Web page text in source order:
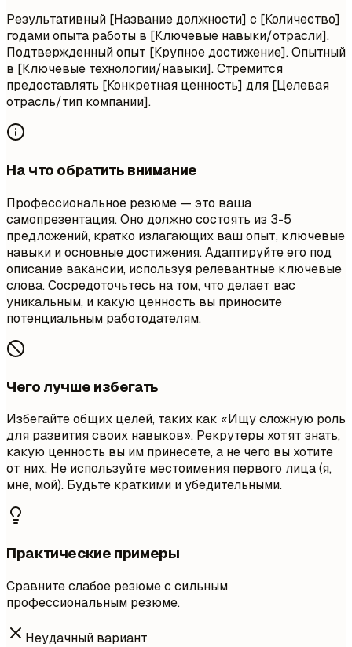
Результативный [Название должности] с [Количество]
годами опыта работы в [Ключевые навыки/отрасли].
Подтвержденный опыт [Крупное достижение]. Опытный
в [Ключевые технологии/навыки]. Стремится
предоставлять [Конкретная ценность] для [Целевая
отрасль/тип компании].
На что обратить внимание
Профессиональное резюме — это ваша
самопрезентация. Оно должно состоять из 3-5
предложений, кратко излагающих ваш опыт, ключевые
навыки и основные достижения. Адаптируйте его под
описание вакансии, используя релевантные ключевые
слова. Сосредоточьтесь на том, что делает вас
уникальным, и какую ценность вы приносите
потенциальным работодателям.
Чего лучше избегать
Избегайте общих целей, таких как «Ищу сложную роль
для развития своих навыков». Рекрутеры хотят знать,
какую ценность вы им принесете, а не чего вы хотите
от них. Не используйте местоимения первого лица (я,
мне, мой). Будьте краткими и убедительными.
Практические примеры
Сравните слабое резюме с сильным
профессиональным резюме.
Неудачный вариант